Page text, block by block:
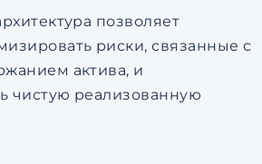
позволяет
риски, связанные с
актива, и
чистую реализованную